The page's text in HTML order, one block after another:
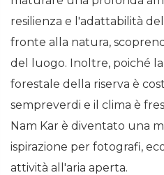
resilienza e l'adattabilità
fronte alla natura,
del luogo. Inoltre, poiché
forestale della riserva è
sempreverdi e il clima è
Nam Kar è diventato una
ispirazione per fotografi,
attività all'aria aperta.